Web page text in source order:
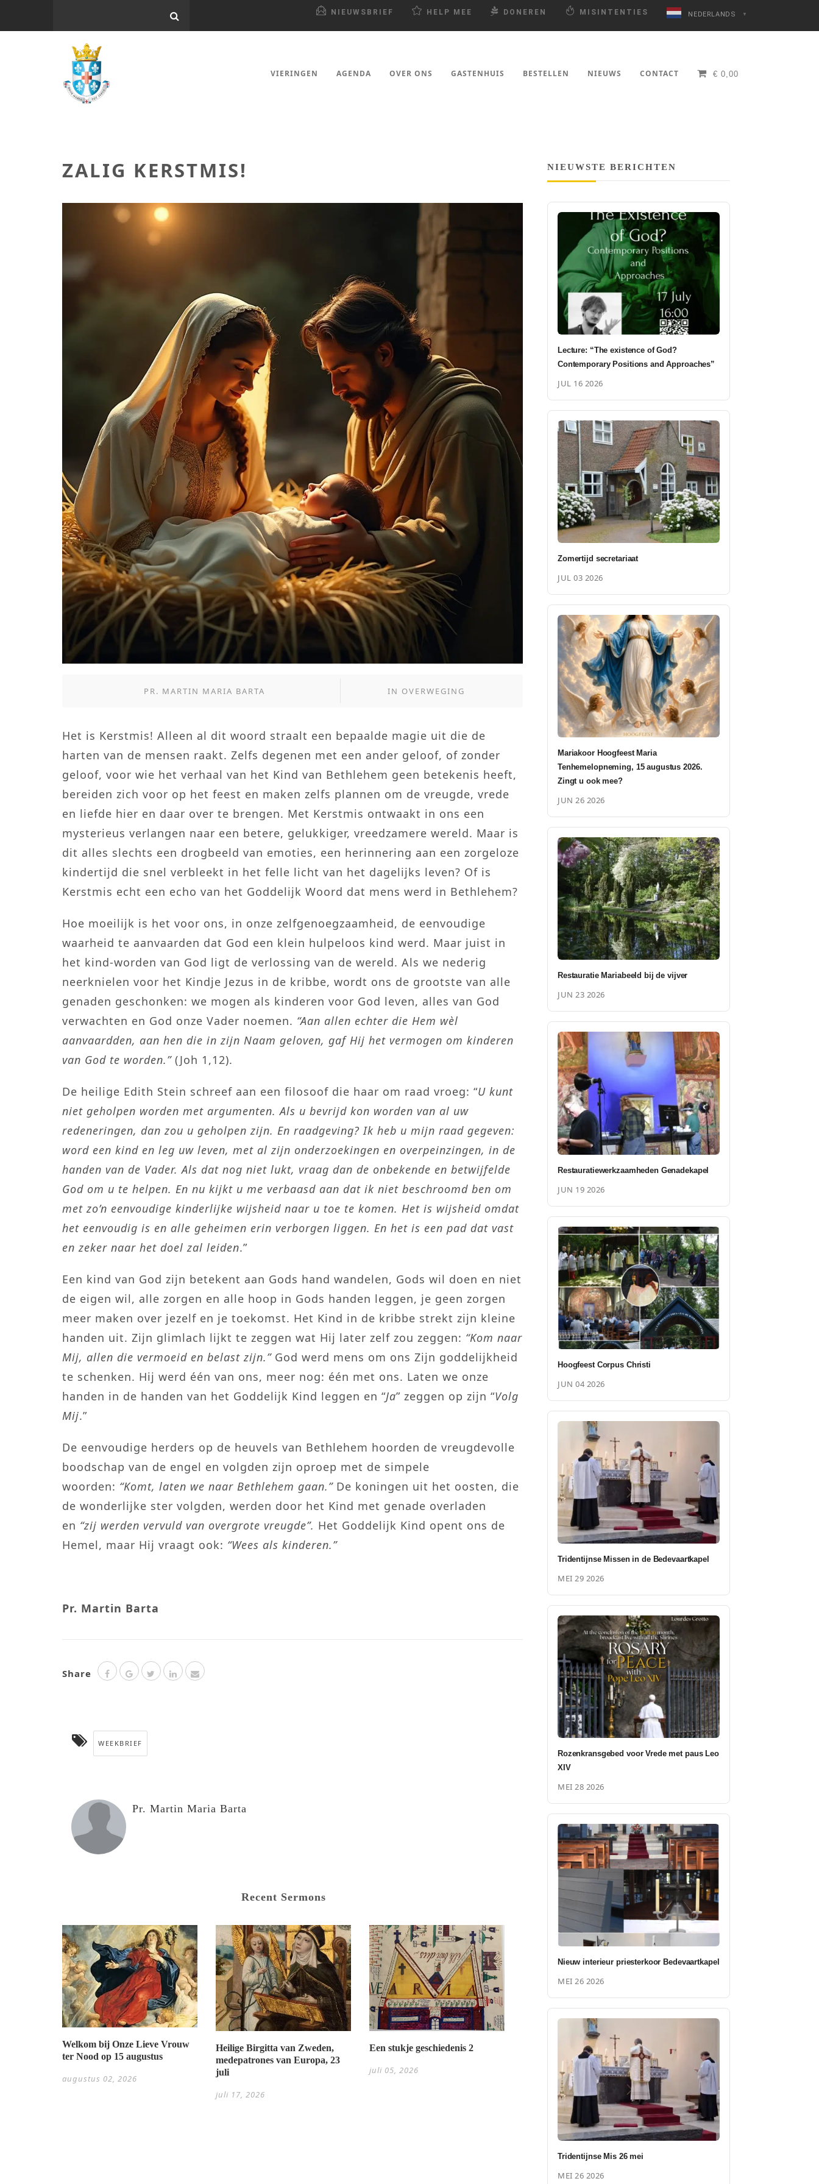
NIEUWSBRIEF HELP MEE DONEREN MISINTENTIES NEDERLANDS ▼
VIERINGEN AGENDA OVER ONS GASTENHUIS BESTELLEN NIEUWS CONTACT € 0,00
ZALIG KERSTMIS!
PR. MARTIN MARIA BARTA IN OVERWEGING
Het is Kerstmis! Alleen al dit woord straalt een bepaalde magie uit die de
harten van de mensen raakt. Zelfs degenen met een ander geloof, of zonder
geloof, voor wie het verhaal van het Kind van Bethlehem geen betekenis heeft,
bereiden zich voor op het feest en maken zelfs plannen om de vreugde, vrede
en liefde hier en daar over te brengen. Met Kerstmis ontwaakt in ons een
mysterieus verlangen naar een betere, gelukkiger, vreedzamere wereld. Maar is
dit alles slechts een drogbeeld van emoties, een herinnering aan een zorgeloze
kindertijd die snel verbleekt in het felle licht van het dagelijks leven? Of is
Kerstmis echt een echo van het Goddelijk Woord dat mens werd in Bethlehem?
Hoe moeilijk is het voor ons, in onze zelfgenoegzaamheid, de eenvoudige
waarheid te aanvaarden dat God een klein hulpeloos kind werd. Maar juist in
het kind-worden van God ligt de verlossing van de wereld. Als we nederig
neerknielen voor het Kindje Jezus in de kribbe, wordt ons de grootste van alle
genaden geschonken: we mogen als kinderen voor God leven, alles van God
verwachten en God onze Vader noemen. “Aan allen echter die Hem wèl
aanvaardden, aan hen die in zijn Naam geloven, gaf Hij het vermogen om kinderen
van God te worden.” (Joh 1,12).
De heilige Edith Stein schreef aan een filosoof die haar om raad vroeg: “U kunt
niet geholpen worden met argumenten. Als u bevrijd kon worden van al uw
redeneringen, dan zou u geholpen zijn. En raadgeving? Ik heb u mijn raad gegeven:
word een kind en leg uw leven, met al zijn onderzoekingen en overpeinzingen, in de
handen van de Vader. Als dat nog niet lukt, vraag dan de onbekende en betwijfelde
God om u te helpen. En nu kijkt u me verbaasd aan dat ik niet beschroomd ben om
met zo’n eenvoudige kinderlijke wijsheid naar u toe te komen. Het is wijsheid omdat
het eenvoudig is en alle geheimen erin verborgen liggen. En het is een pad dat vast
en zeker naar het doel zal leiden.”
Een kind van God zijn betekent aan Gods hand wandelen, Gods wil doen en niet
de eigen wil, alle zorgen en alle hoop in Gods handen leggen, je geen zorgen
meer maken over jezelf en je toekomst. Het Kind in de kribbe strekt zijn kleine
handen uit. Zijn glimlach lijkt te zeggen wat Hij later zelf zou zeggen: “Kom naar
Mij, allen die vermoeid en belast zijn.”God werd mens om ons Zijn goddelijkheid
te schenken. Hij werd één van ons, meer nog: één met ons. Laten we onze
handen in de handen van het Goddelijk Kind leggen en “Ja” zeggen op zijn “Volg
Mij.”
De eenvoudige herders op de heuvels van Bethlehem hoorden de vreugdevolle
boodschap van de engel en volgden zijn oproep met de simpele
woorden: “Komt, laten we naar Bethlehem gaan.”De koningen uit het oosten, die
de wonderlijke ster volgden, werden door het Kind met genade overladen
en “zij werden vervuld van overgrote vreugde”. Het Goddelijk Kind opent ons de
Hemel, maar Hij vraagt ook: “Wees als kinderen.”
Pr. Martin Barta
Share
WEEKBRIEF
Pr. Martin Maria Barta
Recent Sermons
Welkom bij Onze Lieve Vrouw
ter Nood op 15 augustus
augustus 02, 2026
Heilige Birgitta van Zweden,
medepatrones van Europa, 23
juli
juli 17, 2026
Een stukje geschiedenis 2
juli 05, 2026
NIEUWSTE BERICHTEN
Lecture: “The existence of God?
Contemporary Positions and Approaches”
JUL 16 2026
Zomertijd secretariaat
JUL 03 2026
Mariakoor Hoogfeest Maria
Tenhemelopneming, 15 augustus 2026.
Zingt u ook mee?
JUN 26 2026
Restauratie Mariabeeld bij de vijver
JUN 23 2026
Restauratiewerkzaamheden Genadekapel
JUN 19 2026
Hoogfeest Corpus Christi
JUN 04 2026
Tridentijnse Missen in de Bedevaartkapel
MEI 29 2026
Rozenkransgebed voor Vrede met paus Leo
XIV
MEI 28 2026
Nieuw interieur priesterkoor Bedevaartkapel
MEI 26 2026
Tridentijnse Mis 26 mei
MEI 26 2026